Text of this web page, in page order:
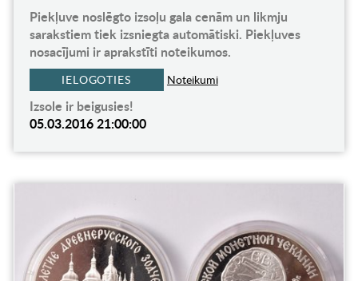
Piekļuve noslēgto izsoļu gala cenām un likmju
sarakstiem tiek izsniegta automātiski. Piekļuves
nosacījumi ir aprakstīti noteikumos.
IELOGOTIES Noteikumi
Izsole ir beigusies!
05.03.2016 21:00:00